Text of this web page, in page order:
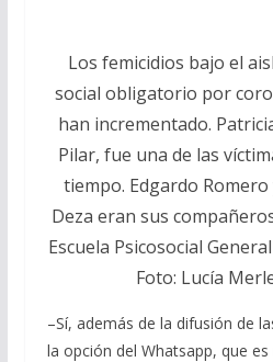
Los femicidios bajo el
social obligatorio por
han incrementado.
Pilar, fue una de las
tiempo. Edgardo Romero
Deza eran sus
Escuela Psicosocial
Foto: Lucía
–Sí, además de la difusión de
la opción del Whatsapp, que